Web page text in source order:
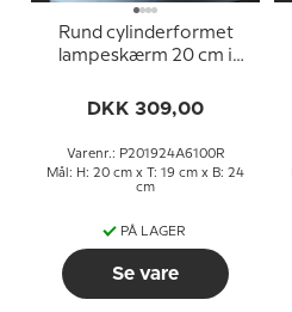
Rund cylinderformet
lampeskærm 20 cm i
DKK 309,00
Varenr.: P201924A6100R
Mål: H: 20 cm x T: 19 cm x B: 24
cm
PÅ LAGER
Se vare